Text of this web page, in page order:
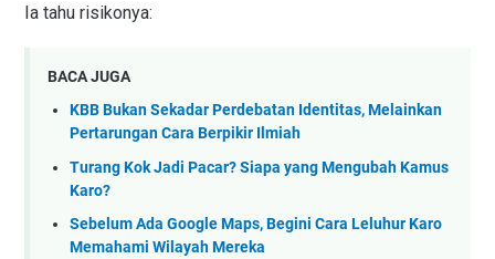
Ia tahu risikonya:
BACA JUGA
KBB Bukan Sekadar Perdebatan Identitas, Melainkan
Pertarungan Cara Berpikir Ilmiah
Turang Kok Jadi Pacar? Siapa yang Mengubah Kamus
Karo?
Sebelum Ada Google Maps, Begini Cara Leluhur Karo
Memahami Wilayah Mereka